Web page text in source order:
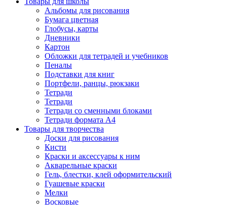
Альбомы для рисования
Бумага цветная
Глобусы, карты
Дневники
Картон
Обложки для тетрадей и учебников
Пеналы
Подставки для книг
Портфели, ранцы, рюкзаки
Тетради
Тетради
Тетради со сменными блоками
Тетради формата А4
Товары для творчества
Доски для рисования
Кисти
Краски и аксессуары к ним
Акварельные краски
Гель, блестки, клей оформительский
Гуашевые краски
Мелки
Восковые